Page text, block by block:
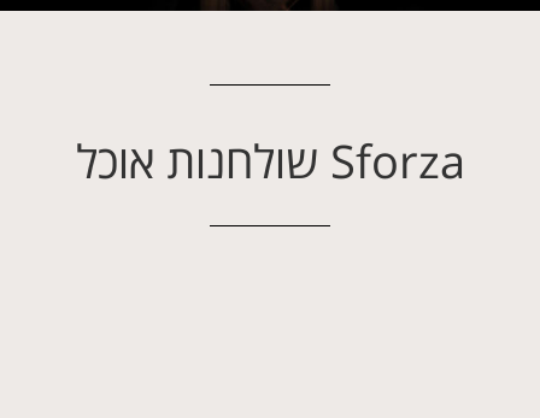
Sforza שולחנות אוכל